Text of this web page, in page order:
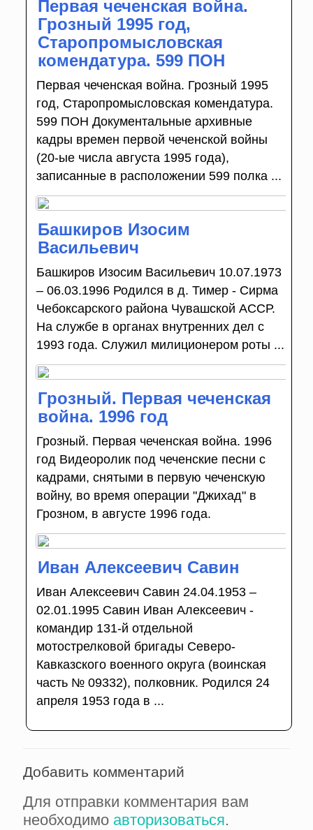
Первая чеченская война.
Грозный 1995 год,
Старопромысловская
комендатура. 599 ПОН
Первая чеченская война. Грозный 1995
год, Старопромысловская комендатура.
599 ПОН Документальные архивные
кадры времен первой чеченской войны
(20-ые числа августа 1995 года),
записанные в расположении 599 полка ...
Башкиров Изосим
Васильевич
Башкиров Изосим Васильевич 10.07.1973
– 06.03.1996 Родился в д. Тимер - Сирма
Чебоксарского района Чувашской АССР.
На службе в органах внутренних дел с
1993 года. Служил милиционером роты ...
Грозный. Первая чеченская
война. 1996 год
Грозный. Первая чеченская война. 1996
год Видеоролик под чеченские песни с
кадрами, снятыми в первую чеченскую
войну, во время операции "Джихад" в
Грозном, в августе 1996 года.
Иван Алексеевич Савин
Иван Алексеевич Савин 24.04.1953 –
02.01.1995 Савин Иван Алексеевич -
командир 131-й отдельной
мотострелковой бригады Северо-
Кавказского военного округа (воинская
часть № 09332), полковник. Родился 24
апреля 1953 года в ...
Добавить комментарий
Для отправки комментария вам
необходимо авторизоваться.